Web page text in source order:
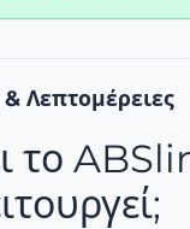
Λεπτομέρειες
το